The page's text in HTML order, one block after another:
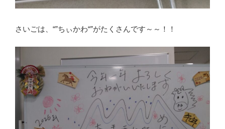
さいごは、“”ちぃかわ“”がたくさんです～～！！